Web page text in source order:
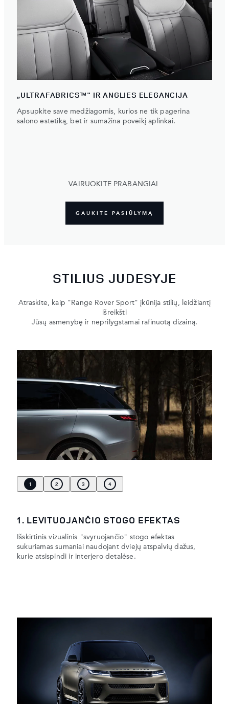
„ULTRAFABRICS™" IR ANGLIES ELEGANCIJA
Apsupkite save medžiagomis, kurios ne tik pagerina
salono estetiką, bet ir sumažina poveikį aplinkai.
VAIRUOKITE PRABANGIAI
GAUKITE PASIŪLYMĄ
STILIUS JUDESYJE
Atraskite, kaip "Range Rover Sport" įkūnija stilių, leidžiantį
išreikšti
Jūsų asmenybę ir neprilygstamai rafinuotą dizainą.
1 2 3 4
1. LEVITUOJANČIO STOGO EFEKTAS
Išskirtinis vizualinis "svyruojančio" stogo efektas
sukuriamas sumaniai naudojant dviejų atspalvių dažus,
kurie atsispindi ir interjero detalėse.